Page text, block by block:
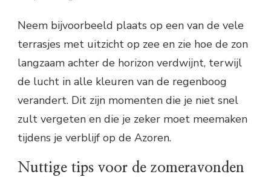
Neem bijvoorbeeld plaats op een van de vele
terrasjes met uitzicht op zee en zie hoe de zon
langzaam achter de horizon verdwijnt, terwijl
de lucht in alle kleuren van de regenboog
verandert. Dit zijn momenten die je niet snel
zult vergeten en die je zeker moet meemaken
tijdens je verblijf op de Azoren.
Nuttige tips voor de zomeravonden